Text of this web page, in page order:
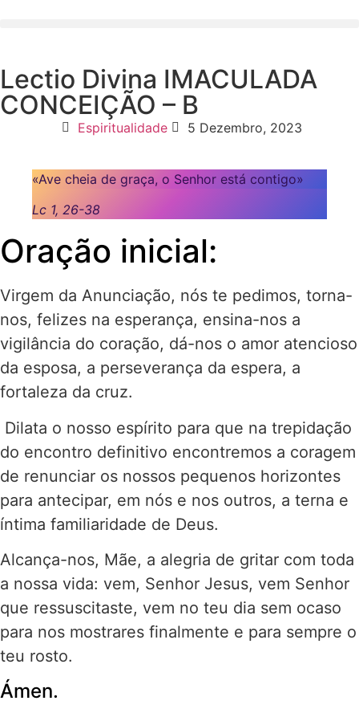
Lectio Divina IMACULADA
CONCEIÇÃO – B
Espiritualidade 5 Dezembro, 2023
«Ave cheia de graça, o Senhor está contigo»
Lc 1, 26-38
Oração inicial:
Virgem da Anunciação, nós te pedimos, torna-
nos, felizes na esperança, ensina-nos a
vigilância do coração, dá-nos o amor atencioso
da esposa, a perseverança da espera, a
fortaleza da cruz.
Dilata o nosso espírito para que na trepidação
do encontro definitivo encontremos a coragem
de renunciar os nossos pequenos horizontes
para antecipar, em nós e nos outros, a terna e
íntima familiaridade de Deus.
Alcança-nos, Mãe, a alegria de gritar com toda
a nossa vida: vem, Senhor Jesus, vem Senhor
que ressuscitaste, vem no teu dia sem ocaso
para nos mostrares finalmente e para sempre o
teu rosto.
Ámen.